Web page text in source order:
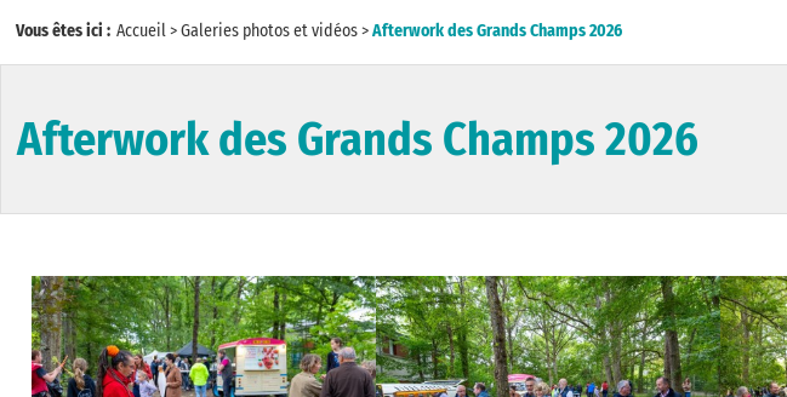
Vous êtes ici : Accueil>Galeries photos et vidéos>Afterwork des Grands Champs 2026
Afterwork des Grands Champs 2026